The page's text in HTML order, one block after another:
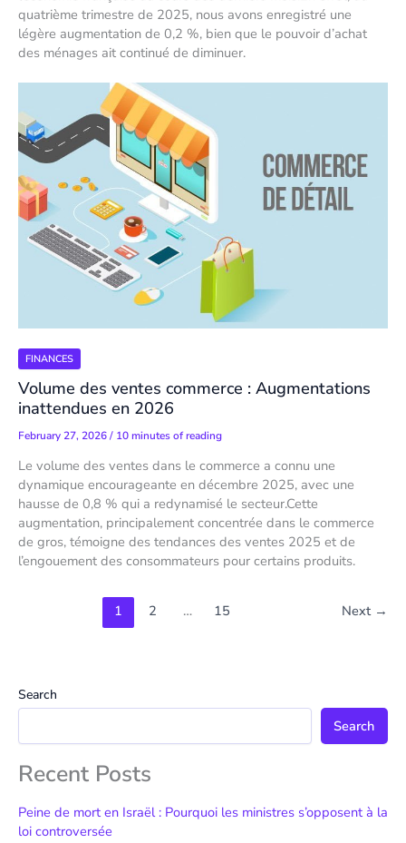
quatrième trimestre de 2025, nous avons enregistré une
légère augmentation de 0,2 %, bien que le pouvoir d’achat
des ménages ait continué de diminuer.
FINANCES
Volume des ventes commerce : Augmentations
inattendues en 2026
February 27, 2026/ 10 minutes of reading
Le volume des ventes dans le commerce a connu une
dynamique encourageante en décembre 2025, avec une
hausse de 0,8 % qui a redynamisé le secteur.Cette
augmentation, principalement concentrée dans le commerce
de gros, témoigne des tendances des ventes 2025 et de
l’engouement des consommateurs pour certains produits.
1 2 … 15 Next →
Search
Search
Recent Posts
Peine de mort en Israël : Pourquoi les ministres s’opposent à la
loi controversée